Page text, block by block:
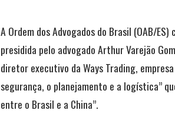
A Ordem dos Advogados do Brasil (OAB/
presidida pelo advogado Arthur Varejão
diretor executivo da Ways Trading,
segurança, o planejamento e a logística”
entre o Brasil e a China”.